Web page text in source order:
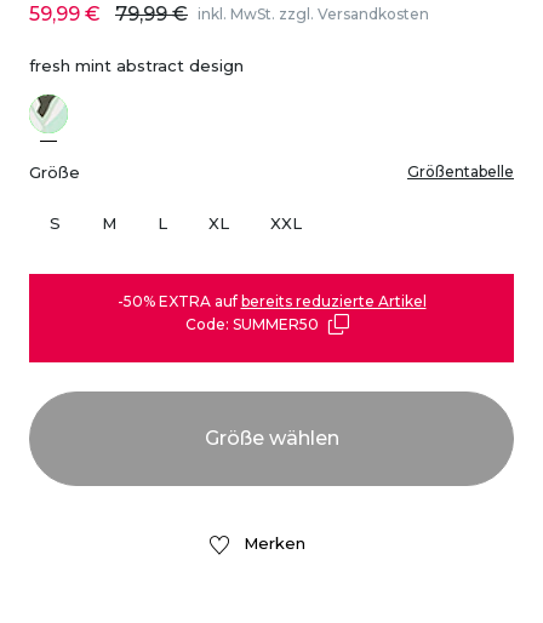
59,99 € 79,99 € inkl. MwSt. zzgl. Versandkosten
fresh mint abstract design
Größe Größentabelle
S M L XL XXL
-50% EXTRA auf bereits reduzierte Artikel
Code: SUMMER50
Merken